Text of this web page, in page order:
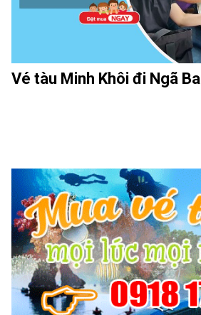
Vé tàu Minh Khôi đi Ngã Ba